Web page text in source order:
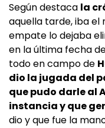
Según destaca la
aquella tarde, iba
empate lo dejaba
en la última fecha
todo en campo de
dio la jugada del
que pudo darle al
instancia y que
dio y que fue la